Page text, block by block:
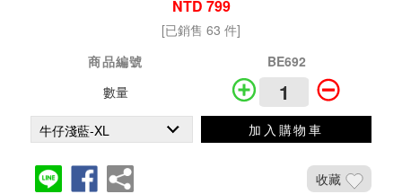
NTD 799
[已銷售 63 件]
商品編號
BE692
數量
加入購物車
收藏